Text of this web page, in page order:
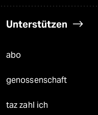
Unterstützen
abo
genossenschaft
taz zahl ich